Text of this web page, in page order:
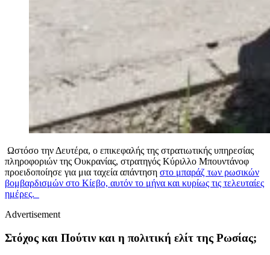
Ωστόσο την Δευτέρα, ο επικεφαλής της στρατιωτικής υπηρεσίας
πληροφοριών της Ουκρανίας, στρατηγός Κύριλλο Μπουντάνοφ
προειδοποίησε για μια ταχεία απάντηση στο μπαράζ των ρωσικών
βομβαρδισμών στο Κίεβο, αυτόν το μήνα και κυρίως τις τελευταίες
ημέρες.
Advertisement
Στόχος και Πούτιν και η πολιτική ελίτ της Ρωσίας;